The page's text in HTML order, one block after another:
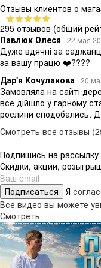
Отзывы клиентов о
295 отзывов (общий
Павлюк Олеся
22 мая
Дуже вдячні за
за вашу працю ❤️????
Дар'я Кочуланова 20
Замовляла на сайті
все дійшло у гарному
рослини сподобались.
Смотреть все отзывы
Подпишись на рассылку
Скидки, акции,
Подписаться Я
Все видео вы можете
Смотреть